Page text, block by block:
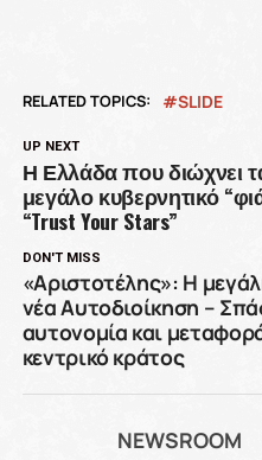
RELATED TOPICS: SLIDE
UP NEXT
Η Ελλάδα που διώχνει
μεγάλο κυβερνητικό
“Trust Your Stars”
DON'T MISS
«Αριστοτέλης»: Η
νέα Αυτοδιοίκηση –
αυτονομία και
κεντρικό κράτος
NEWSROOM